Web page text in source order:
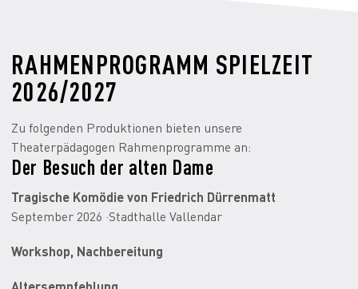
RAHMENPROGRAMM SPIELZEIT
2026/2027
Zu folgenden Produktionen bieten unsere
Theaterpädagogen Rahmenprogramme an:
Der Besuch der alten Dame
Tragische Komödie von Friedrich Dürrenmatt
September 2026 ·Stadthalle Vallendar
Workshop, Nachbereitung